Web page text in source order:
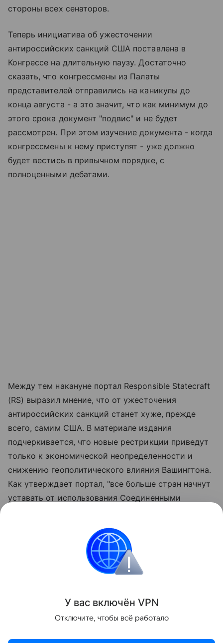
стороны всех сенаторов.
Теперь инициатива об ужесточении
антироссийских санкций США поставлена в
Конгрессе на длительную паузу. Достаточно
сказать, что конгрессмены из Палаты
представителей отправились на каникулы до
конца августа - а это значит, что как минимум до
этого срока документ "подвис" и не будет
рассмотрен. При этом изучение документа - когда
конгрессмены к нему приступят - уже должно
будет вестись в привычном порядке, с
полноценными дебатами.
Между тем накануне портал Responsible Statecraft
(RS) выразил мнение, что от ужесточения
антироссийских санкций станет хуже, прежде
всего, самим США. В материале издания
подчеркивается, что новые рестрикции приведут
только к экономической неопределенности и
снижению геополитического влияния Вашингтона.
Как утверждает портал, "все больше стран начнут
уставать от использования Соединенными
стремиться к альтернативам". Издание также
указало на то, что новые американские санкции
лишь наглядно покажут неготовность США к
достижению мира на Украине.
Поделиться
У вас включён VPN
Отключите, чтобы всё работало